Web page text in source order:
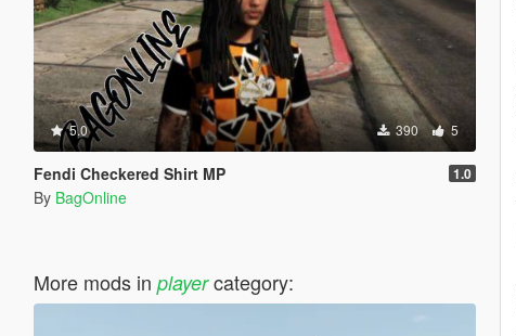
5.0 390 5
Fendi Checkered Shirt MP 1.0
By BagOnline
More mods in playercategory: